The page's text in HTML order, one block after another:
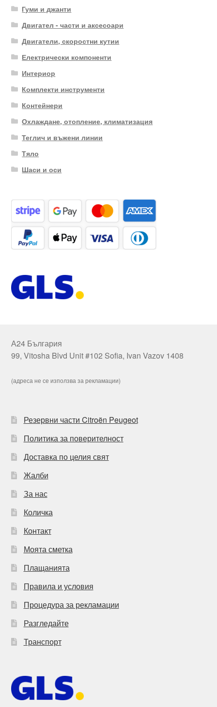
Гуми и джанти
Двигател - части и аксесоари
Двигатели, скоростни кутии
Електрически компоненти
Интериор
Комплекти инструменти
Контейнери
Охлаждане, отопление, климатизация
Теглич и въжени линии
Тяло
Шаси и оси
А24 България
99, Vitosha Blvd Unit #102 Sofia, Ivan Vazov 1408
(адреса не се използва за рекламации)
Резервни части Citroën Peugeot
Политика за поверителност
Доставка по целия свят
Жалби
За нас
Количка
Контакт
Моята сметка
Плащанията
Правила и условия
Процедура за рекламации
Разгледайте
Транспорт